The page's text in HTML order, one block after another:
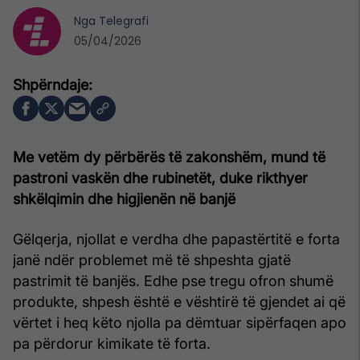
Me vetëm dy përbërës të zakonshëm, mund të
pastroni vaskën dhe rubinetët, duke rikthyer
shkëlqimin dhe higjienën në banjë
Gëlqerja, njollat e verdha dhe papastërtitë e forta
janë ndër problemet më të shpeshta gjatë
pastrimit të banjës. Edhe pse tregu ofron shumë
produkte, shpesh është e vështirë të gjendet ai që
vërtet i heq këto njolla pa dëmtuar sipërfaqen apo
pa përdorur kimikate të forta.
Nga Telegrafi
05/04/2026